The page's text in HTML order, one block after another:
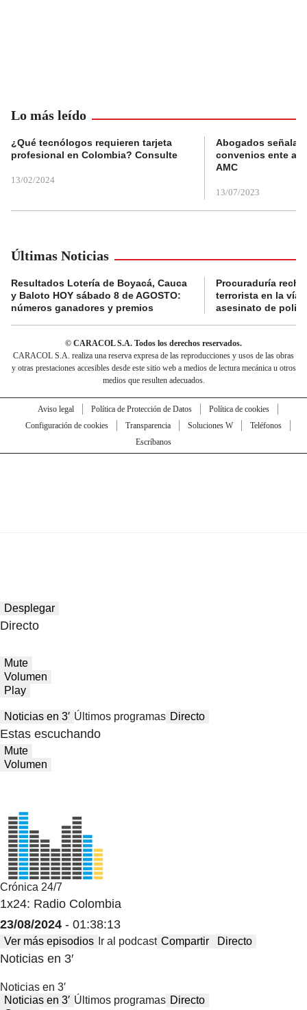
Lo más leído
¿Qué tecnólogos requieren tarjeta
profesional en Colombia? Consulte
13/02/2024
Abogados
convenios ente
AMC
13/07/2023
Últimas Noticias
Resultados Lotería de Boyacá, Cauca
y Baloto HOY sábado 8 de AGOSTO:
números ganadores y premios
Procuraduría
terrorista en la vía
asesinato de
© CARACOL S.A. Todos los derechos reservados.
CARACOL S.A. realiza una reserva expresa de las reproducciones y usos de las obras
y otras prestaciones accesibles desde este sitio web a medios de lectura mecánica u otros
medios que resulten adecuados.
Aviso legal Política de Protección de Datos
Política de cookies
Configuración de cookies
Transparencia Soluciones W
Teléfonos
Escríbanos
Desplegar
Directo
Mute
Volumen
Play
Noticias en 3′ Últimos programas Directo
Estas escuchando
Mute
Volumen
Crónica 24/7
1x24: Radio Colombia
23/08/2024 - 01:38:13
Ver más episodios Ir al podcast Compartir Directo
Noticias en 3′
Noticias en 3′
Noticias en 3′ Últimos programas Directo